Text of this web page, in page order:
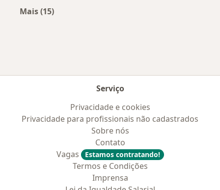
Mais (15)
Serviço
Privacidade e cookies
Privacidade para profissionais não cadastrados
Sobre nós
Contato
Vagas
Estamos contratando!
Termos e Condições
Imprensa